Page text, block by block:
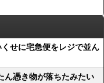
せに宅急便をレジで並ん
ん憑き物が落ちたみたい